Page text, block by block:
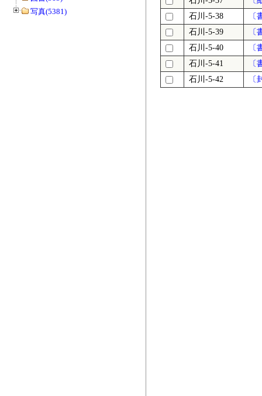
写真(5381)
石川-5-38
石川-5-39
石川-5-40
石川-5-41
〔
石川-5-42
〔